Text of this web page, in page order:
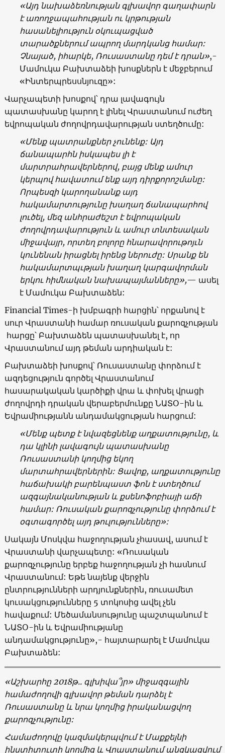
«Այդ նախաձեռնության գլխավոր գաղափարն
է առողջապահության ու կրթության
հասանելիություն օկուպացված
տարածքներում ապրող մարդկանց համար:
Չնայած, իհարկե, Ռուսաստանը դեմ է դրան»,-
Մամուկա Բախտաձեի խոսքներն է մեջբերում
«Ինտերպրեսսնյուզը»:
Վարչապետի խոսքով՝ դրա լավագույն
պատասխանը կարող է լինել Վրաստանում ուժեղ
եվրոպական ժողովրդավարության ստեղծումը:
«Մենք պատրանքներ չունենք: Այդ
ճանապարհն իսկապես լի է
մարտրահրավերներով, բայց մենք ամուր
կերպով հավատում ենք այդ դիրքորոշմանը:
Որպեսզի կարողանանք այդ
հակամարտությունը խաղաղ ճանապարհով
լուծել, մեզ անհրաժեշտ է եվրոպական
ժողովրդավարություն և ամուր տնտեսական
միջավայր, որտեղ բոլորը հնարավորութոյւն
կունենան իրացնել իրենց ներուժը: Սրանք են
հակամարտպւթյան խաղաղ կարգավորման
երկու հիմնական նախապայմանները»,— ասել
է Մամուկա Բախտաձեն:
Financial Times-ի խմբագրի հարցին՝ որքանով է
սուր Վրաստանի համար ռուսական քարոզչության
հարցը՝ Բախտաձեն պատասխանել է, որ
Վրաստանում այդ թեման արդիական է:
Բախտաձեի խոսքով՝ Ռուսաստանը փորձում է
ազդեցություն գործել Վրաստանում
հասարակական կարծիքի վրա և փոխել վրացի
ժողովրդի դրական վերաբերմունքը ՆԱՏՕ-ին և
Եվրամիությանն անդամակցության հարցում:
«Մենք պետք է նվազեցնենք աղքատությունը, և
դա կլինի լավագույն պատասխանը
Ռուսաստանի կողմից եկող
մարտահրավերներին: Ցավոք, աղքատությունը
հաճախակի բարենպաստ ֆոն է ստեղծում
ազգայնականության և քսենոֆոբիայի աճի
համար: Ռուսական քարոզչությունը փորձում է
օգտագործել այդ թուլությունները»:
Սակայն Մոսկվա հաջողության չհասավ, ասում է
Վրաստանի վարչապետը: «Ռուսական
քարոզչությունը երբեք հաջողության չի հասնում
Վրաստանում: Եթե նայենք վերջին
ընտրությունների արդյունքներին, ռուսամետ
կուսակցությունները 5 տոկոսից ավել չեն
հավաքում: Մեծամանսությունը պաշտպանում է
ՆԱՏՕ-ին և Եվրամիությանը
անդամակցությունը»,- հայտարարել է Մամուկա
Բախտաձեն:
«Աշխարհը 2018թ.. գլխիվա՞յր» միջազգային
համաժողովի գլխավոր թեման դարձել է
Ռուսաստանը և նրա կողմից իրականացվող
քարոզչությունը:
Համաժողովը կազմակերպվում է Մաքքեյնի
ինստիտուտի կողմից և Վրաստանում անցկացվում